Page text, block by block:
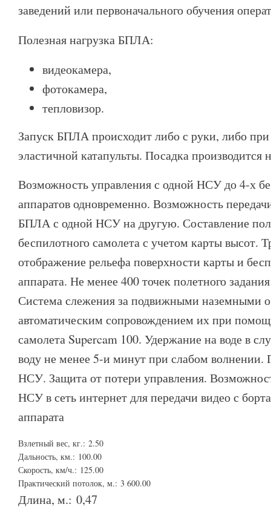
заведений или первоначального обучения
Полезная нагрузка БПЛА:
видеокамера,
фотокамера,
тепловизор.
Запуск БПЛА происходит либо с руки, либо
эластичной катапульты. Посадка производится
Возможность управления с одной НСУ до 4-х
аппаратов одновременно. Возможность
БПЛА с одной НСУ на другую. Составление
беспилотного самолета с учетом карты высот.
отображение рельефа поверхности карты и
аппарата. Не менее 400 точек полетного
Система слежения за подвижными наземными
автоматическим сопровождением их при
самолета Supercam 100. Удержание на воде в
воду не менее 5-и минут при слабом волнении.
НСУ. Защита от потери управления.
НСУ в сеть интернет для передачи видео с
аппарата
Взлетный вес, кг.: 2.50
Дальность, км.: 100.00
Скорость, км/ч.: 125.00
Практический потолок, м.: 3 600.00
Длина, м.: 0,47